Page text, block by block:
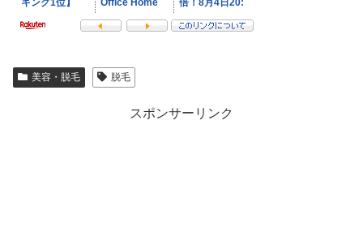
美容・脱毛 脱毛
スポンサーリンク